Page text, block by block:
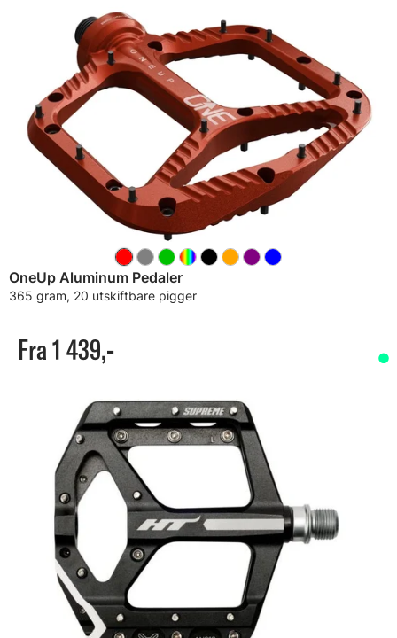
OneUp Aluminum Pedaler
365 gram, 20 utskiftbare pigger
Fra 1 439,-